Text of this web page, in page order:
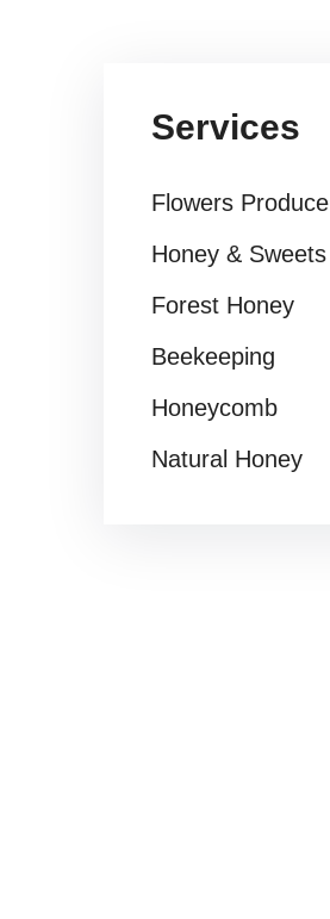
Services
Flowers Produce
Honey & Sweets
Forest Honey
Beekeeping
Honeycomb
Natural Honey